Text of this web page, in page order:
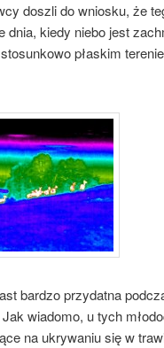
doszli do wniosku, że
kiedy niebo jest
płaskim
bardzo przydatna
wiadomo, u tych
na ukrywaniu się w